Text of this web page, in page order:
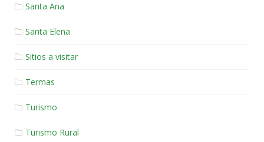
Santa Ana
Santa Elena
Sitios a visitar
Termas
Turismo
Turismo Rural